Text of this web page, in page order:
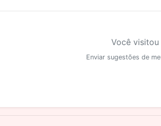
Você
Enviar sugestões de